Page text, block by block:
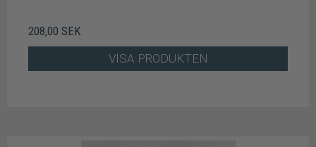
208,00 SEK
VISA PRODUKTEN